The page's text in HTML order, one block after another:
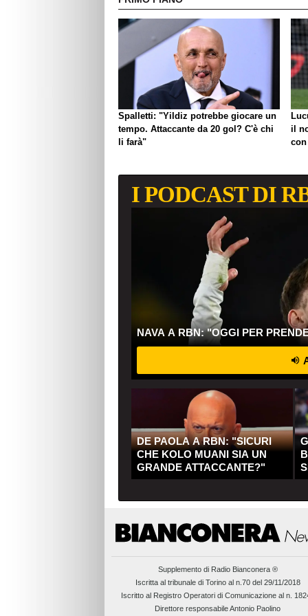
Spalletti: "Yildiz potrebbe giocare un
tempo. Attaccante da 20 gol? C'è chi
li farà"
il
I PODCAST DI
NAVA A RBN: "OGGI PER
DE PAOLA A RBN: "SICURI
CHE KOLO MUANI SIA UN
GRANDE ATTACCANTE?"
Supplemento di Radio Bianconera ®
Iscritta al tribunale di Torino al n.70 del 29/11/2018
Iscritto al Registro Operatori di Comunicazione al n.
Direttore responsabile Antonio Paolino